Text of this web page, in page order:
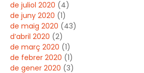
de juliol 2020 (4)
de juny 2020 (1)
de maig 2020 (43)
d’abril 2020 (2)
de març 2020 (1)
de febrer 2020 (1)
de gener 2020 (3)